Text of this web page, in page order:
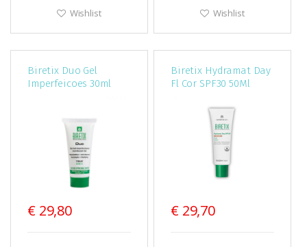
Wishlist Wishlist
Biretix Duo Gel
Imperfeicoes 30ml
€ 29,80
Biretix Hydramat Day
Fl Cor SPF30 50Ml
€ 29,70